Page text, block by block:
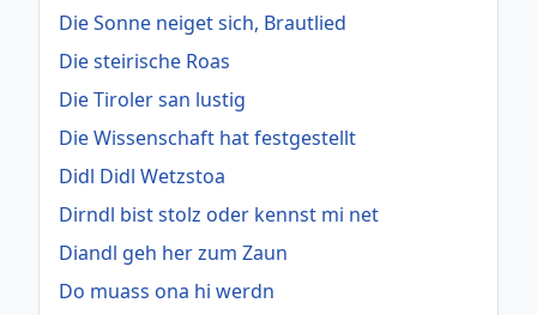
Die Sonne neiget sich, Brautlied
Die steirische Roas
Die Tiroler san lustig
Die Wissenschaft hat festgestellt
Didl Didl Wetzstoa
Dirndl bist stolz oder kennst mi net
Diandl geh her zum Zaun
Do muass ona hi werdn